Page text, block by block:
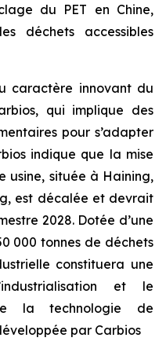
du PET en Chine,
déchets accessibles
caractère innovant du
qui implique des
pour s’adapter
indique que la mise
usine, située à Haining,
est décalée et devrait
2028. Dotée d’une
000 tonnes de déchets
constituera une
et le
la technologie de
par Carbios